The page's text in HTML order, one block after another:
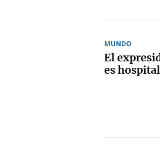
MUNDO
El
es